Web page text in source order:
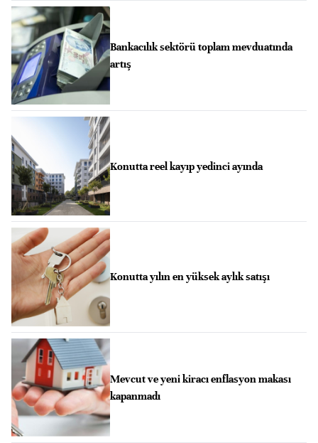
Bankacılık sektörü toplam mevduatında
artış
Konutta reel kayıp yedinci ayında
Konutta yılın en yüksek aylık satışı
Mevcut ve yeni kiracı enflasyon makası
kapanmadı